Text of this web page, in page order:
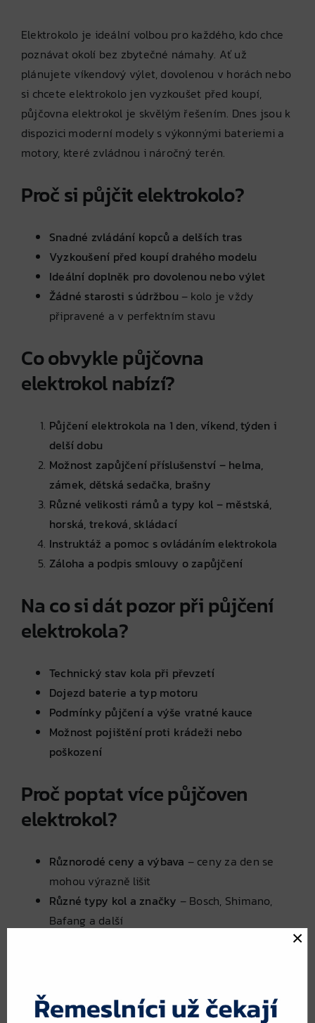
Elektrokolo je ideální volbou pro každého, kdo chce
poznávat okolí bez zbytečné námahy. Ať už
plánujete víkendový výlet, dovolenou v horách nebo
si chcete elektrokolo jen vyzkoušet před koupí,
půjčovna elektrokol je skvělým řešením. Dnes jsou k
dispozici moderní modely s výkonnými bateriemi a
motory, které zvládnou i náročný terén.
Proč si půjčit elektrokolo?
Snadné zvládání kopců a delších tras
Vyzkoušení před koupí drahého modelu
Ideální doplněk pro dovolenou nebo výlet
Žádné starosti s údržbou – kolo je vždy
připravené a v perfektním stavu
Co obvykle půjčovna
elektrokol nabízí?
Půjčení elektrokola na 1 den, víkend, týden i
delší dobu
Možnost zapůjčení příslušenství – helma,
zámek, dětská sedačka, brašny
Různé velikosti rámů a typy kol – městská,
horská, treková, skládací
Instruktáž a pomoc s ovládáním elektrokola
Záloha a podpis smlouvy o zapůjčení
Na co si dát pozor při půjčení
elektrokola?
Technický stav kola při převzetí
Dojezd baterie a typ motoru
Podmínky půjčení a výše vratné kauce
Možnost pojištění proti krádeži nebo
poškození
Proč poptat více půjčoven
elektrokol?
Různorodé ceny a výbava – ceny za den se
mohou výrazně lišit
Různé typy kol a značky – Bosch, Shimano,
Bafang a další
×